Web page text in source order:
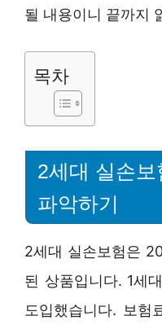
될 내용이니 끝까지
목차
2세대 실손
파악하기
2세대 실손보험은
된 상품입니다. 1세
도입했습니다. 보험